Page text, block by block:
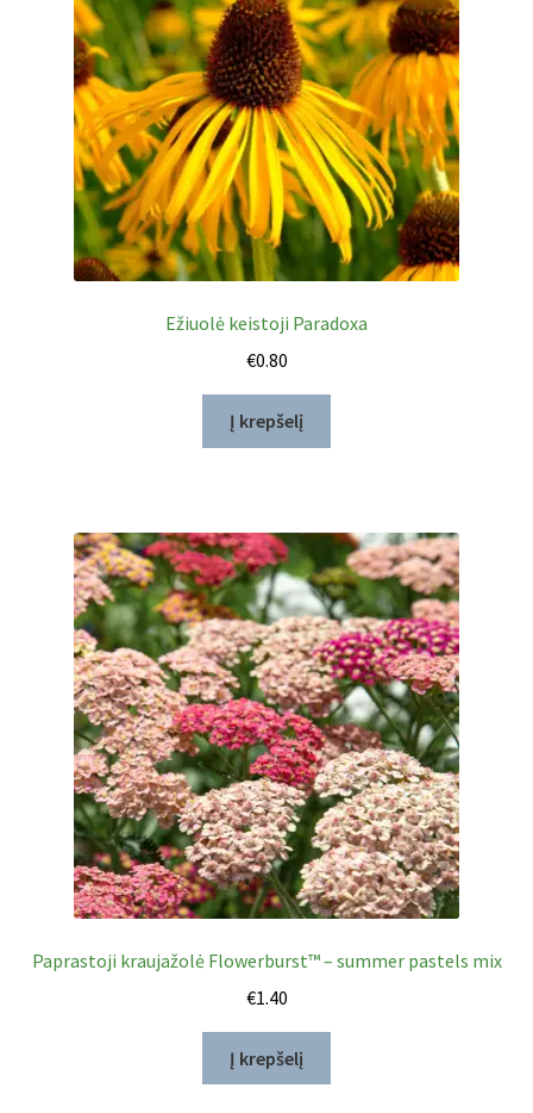
Ežiuolė keistoji Paradoxa
€0.80
Į krepšelį
Paprastoji kraujažolė Flowerburst™ – summer pastels mix
€1.40
Į krepšelį